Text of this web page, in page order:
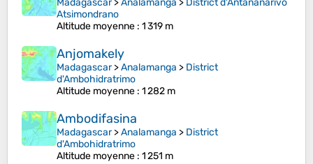
Madagascar>Analamanga > District d'Antananarivo
Atsimondrano
Altitude moyenne : 1 319 m
Anjomakely
Madagascar>Analamanga > District
d'Ambohidratrimo
Altitude moyenne : 1 282 m
Ambodifasina
Madagascar>Analamanga > District
d'Ambohidratrimo
Altitude moyenne : 1 251 m